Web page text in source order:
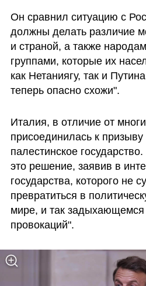
Он сравнил ситуацию с
должны делать различие
и страной, а также
группами, которые их
как Нетаниягу, так и
теперь опасно схожи".
Италия, в отличие от
присоединилась к призыву
палестинское
это решение, заявив в
государства, которого не
превратиться в
мире, и так задыхающемся
провокаций".